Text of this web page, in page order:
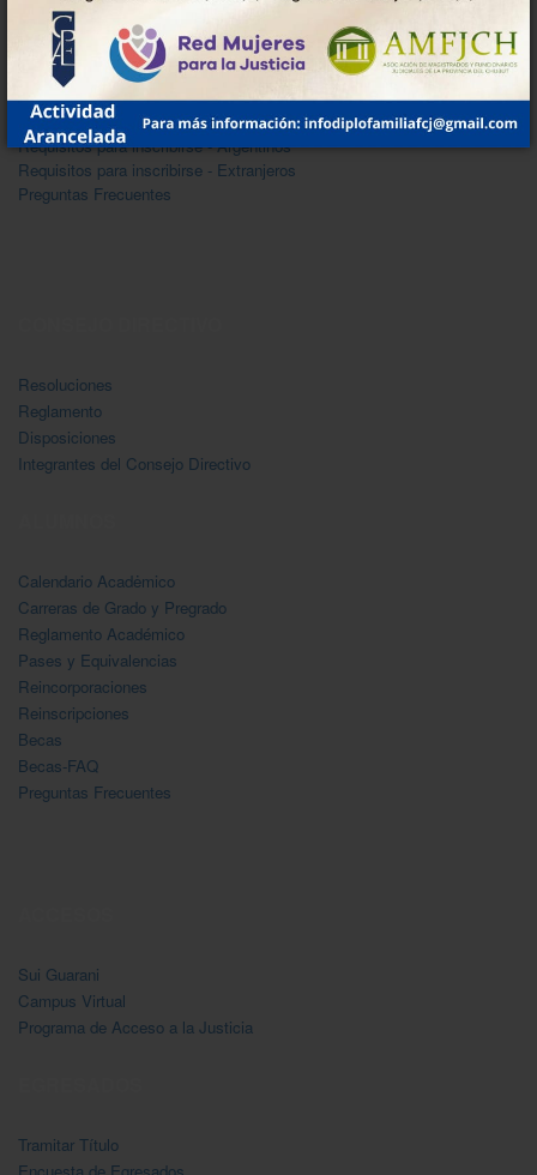
OFERTA ACADÉMICA
Períodos de Ingreso
Carreras de Grado y de Pregrado
Posgrados
Requisitos para inscribirse - Argentinos
Requisitos para inscribirse - Extranjeros
Preguntas Frecuentes
Resoluciones
Reglamento
Disposiciones
Integrantes del Consejo Directivo
Calendario Acadėmico
Carreras de Grado y Pregrado
Reglamento Académico
Pases y Equivalencias
Reincorporaciones
Reinscripciones
Becas
Becas-FAQ
Preguntas Frecuentes
Sui Guarani
Campus Virtual
Programa de Acceso a la Justicia
Tramitar Título